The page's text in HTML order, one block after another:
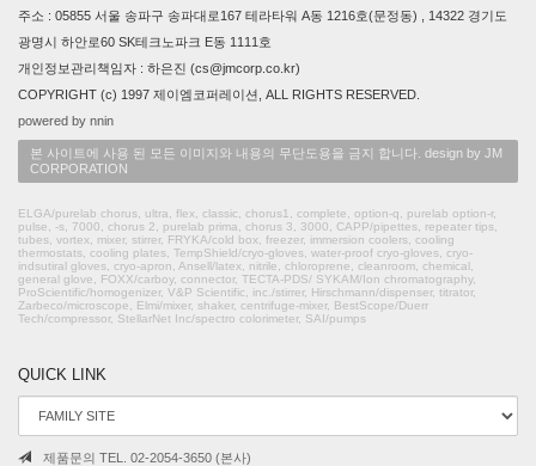
주소 : 05855 서울 송파구 송파대로167 테라타워 A동 1216호(문정동) , 14322 경기도
광명시 하안로60 SK테크노파크 E동 1111호
개인정보관리책임자 : 하은진 (cs@jmcorp.co.kr)
COPYRIGHT (c) 1997 제이엠코퍼레이션, ALL RIGHTS RESERVED.
powered by nnin
본 사이트에 사용 된 모든 이미지와 내용의 무단도용을 금지 합니다. design by JM
CORPORATION
ELGA/purelab chorus, ultra, flex, classic, chorus1, complete, option-q, purelab option-r,
pulse, -s, 7000, chorus 2, purelab prima, chorus 3, 3000, CAPP/pipettes, repeater tips,
tubes, vortex, mixer, stirrer, FRYKA/cold box, freezer, immersion coolers, cooling
thermostats, cooling plates, TempShield/cryo-gloves, water-proof cryo-gloves, cryo-
indsutiral gloves, cryo-apron, Ansell/latex, nitrile, chloroprene, cleanroom, chemical,
general glove, FOXX/carboy, connector, TECTA-PDS/ SYKAM/Ion chromatography,
ProScientific/homogenizer, V&P Scientific, inc./stirrer, Hirschmann/dispenser, titrator,
Zarbeco/microscope, Elmi/mixer, shaker, centrifuge-mixer, BestScope/Duerr
Tech/compressor, StellarNet Inc/spectro colorimeter, SAI/pumps
QUICK LINK
제품문의 TEL. 02-2054-3650 (본사)